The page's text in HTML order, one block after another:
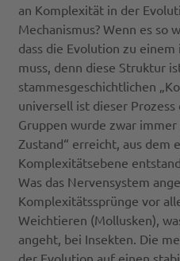
an Komplexität in der
Mechanismus? Wenn es so
dass die Evolution zu
muss, denn diese Struktur
stammesgeschichtlichen
universell ist dieser
Gruppen wurde zwar
Zustand“ erreicht, aus dem
Komplexitätsebene
Was das Nervensystem
Komplexitätssprünge vor
Weichtieren (Mollusken),
angeht, bei Insekten. Die
der Evolution auf einen